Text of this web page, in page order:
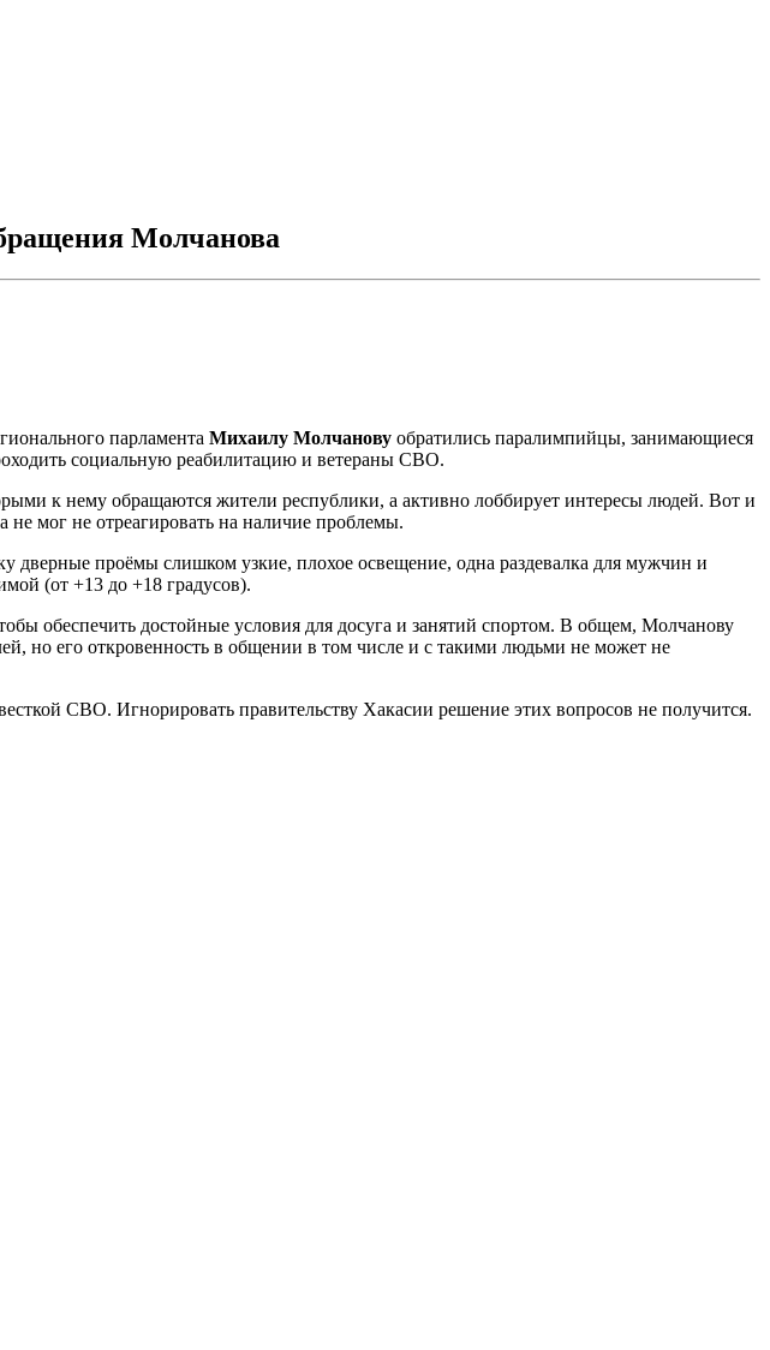
Молчанова
парламента Михаилу Молчанову обратились паралимпийцы, занимающиеся
социальную реабилитацию и ветераны СВО.
к нему обращаются жители республики, а активно лоббирует интересы людей. Вот и
мог не отреагировать на наличие проблемы.
дверные проёмы слишком узкие, плохое освещение, одна раздевалка для мужчин и
(от +13 до +18 градусов).
обеспечить достойные условия для досуга и занятий спортом. В общем, Молчанову
но его откровенность в общении в том числе и с такими людьми не может не
СВО. Игнорировать правительству Хакасии решение этих вопросов не получится.